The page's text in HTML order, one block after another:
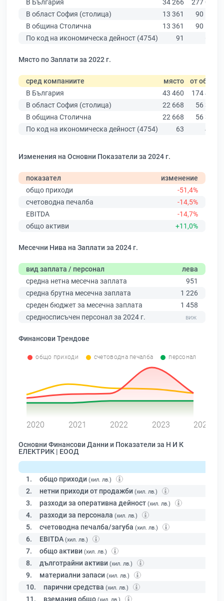
В България
34 266
277 019
В област София (столица)
13 361
90 178
В община Столична
13 361
90 178
По код на икономическа дейност (4754)
91
Място по Заплати за 2022 г.
сред компаниите място от общо
В България
43 460
174 403
В област София (столица)
22 668
56 378
В община Столична
22 668
56 378
По код на икономическа дейност (4754)
63 452
Изменения на Основни Показатели за 2024 г.
показател
изменение
общо приходи
-51,4%
счетоводна печалба
-14,5%
EBITDA
-14,7%
общо активи
+11,0%
Месечни Нива на Заплати за 2024 г.
вид заплата / персонал
лева
средна нетна месечна заплата
951
средна брутна месечна заплата
1 226
среден бюджет за месечна заплата
1 458
средносписъчен персонал за 2024 г.
Финансови Трендове
общо приходи счетоводна печалба персонал
2020 2021 2022 2023 2024
Основни Финансови Данни и Показатели за Н И К
ЕЛЕКТРИК | ЕООД
1. общо приходи (хил. лв.)
2. нетни приходи от продажби (хил. лв.)
3. разходи за оперативна дейност (хил. лв.)
4. разходи за персонала (хил. лв.)
5. счетоводна печалба/загуба (хил. лв.)
6. EBITDA (хил. лв.)
7. общо активи (хил. лв.)
8. дълготрайни активи (хил. лв.)
9. материални запаси (хил. лв.)
10. парични средства (хил. лв.)
11. вземания общо